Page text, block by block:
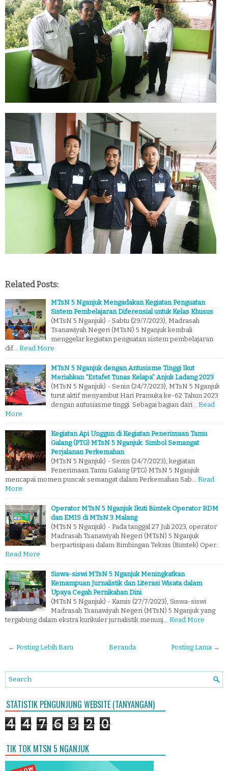
Related Posts:
MTsN 5 Nganjuk Mengadakan Kegiatan Penguatan
Sistem Pembelajaran Diferensial untuk Kelas Khusus
(MTsN 5 Nganjuk) - Sabtu (29/7/2023), Madrasah
Tsanawiyah Negeri (MTsN) 5 Nganjuk kembali
menggelar kegiatan penguatan sistem pembelajaran
dif…
Read More
MTsN 5 Nganjuk dengan Antusisme Tinggi Ikut
Meriahkan “Estafet Tunas Kelapa” Anjuk Ladang 2023
(MTsN 5 Nganjuk) - Senin (24/7/2023), MTsN 5 Nganjuk
turut aktif menyambut Hari Pramuka ke-62 Tahun 2023
dengan antusiasme tinggi. Sebagai bagian dari…
Read
More
Kegiatan Api Unggun di Kegiatan Penerimaan Tamu
Galang (PTG) MTsN 5 Nganjuk: Simbol Semangat
Perjalanan Perkemahan
(MTsN 5 Nganjuk) - Senin (24/7/2023), kegiatan
Penerimaan Tamu Galang (PTG) MTsN 5 Nganjuk
mencapai momen puncak semangat dalam Perkemahan Sab…
Read
More
Operator MTsN 5 Nganjuk Ikuti Bimtek Operator RDM
dan EMIS di MTsN 3 Malang
(MTsN 5 Nganjuk) - Pada tanggal 27 Juli 2023, operator
Madrasah Tsanawiyah Negeri (MTsN) 5 Nganjuk
berpartisipasi dalam Bimbingan Teknis (Bimtek) Oper…
Read More
Siswa-siswi MTsN 5 Nganjuk Meningkatkan
Kemampuan Jurnalistik dan Literasi Wisata dalam
Upaya Cegah Pernikahan Dini
(MTsN 5 Nganjuk) - Kamis (27/7/2023), Siswa-siswi
Madrasah Tsanawiyah Negeri (MTsN) 5 Nganjuk yang
tergabung dalam ekstra kurikuler jurnalistik menunj…
Read More
← Posting Lebih Baru Posting Lama →
Beranda
STATISTIK PENGUNJUNG WEBSITE (TANYANGAN)
4 4 7 6 3 2 0
TIK TOK MTSN 5 NGANJUK